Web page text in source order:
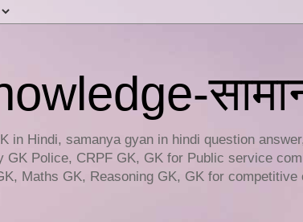
in Hindi, samanya gyan in hindi question
GK Police, CRPF GK, GK for Public service
Maths GK, Reasoning GK, GK for